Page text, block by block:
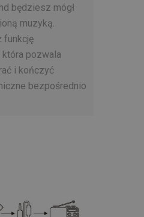
będziesz mógł
muzyką.
funkcję
która pozwala
i kończyć
bezpośrednio